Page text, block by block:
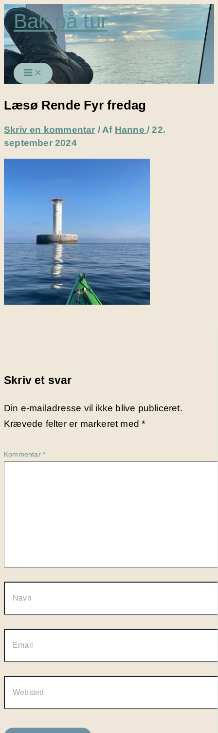
Gå
til
indholdet
Bak på tur
Læsø Rende Fyr fredag
Skriv en kommentar / Af Hanne/22.
september 2024
Skriv et svar
Din e-mailadresse vil ikke blive publiceret.
Krævede felter er markeret med*
Kommentar *